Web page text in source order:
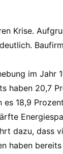
Krise.
im Jahr
haben 20,7
18,9
dazu, dass
haben